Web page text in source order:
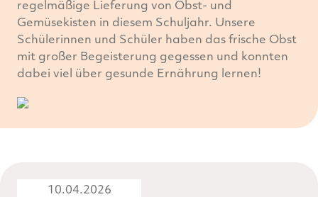
regelmäßige Lieferung von Obst- und
Gemüsekisten in diesem Schuljahr. Unsere
Schülerinnen und Schüler haben das frische Obst
mit großer Begeisterung gegessen und konnten
dabei viel über gesunde Ernährung lernen!
10.04.2026